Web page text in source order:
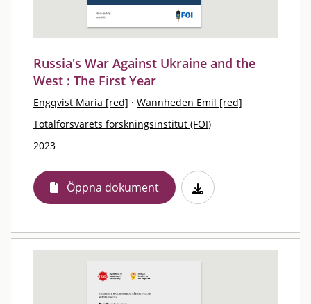
Russia's War Against Ukraine and the
West : The First Year
Engqvist Maria [red] · Wannheden Emil [red]
Totalförsvarets forskningsinstitut (FOI)
2023
Öppna dokument